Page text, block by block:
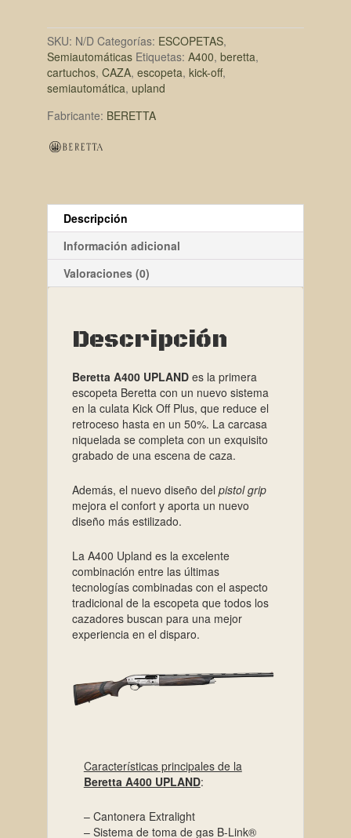
SKU: N/D Categorías: ESCOPETAS,
Semiautomáticas Etiquetas: A400, beretta,
cartuchos, CAZA, escopeta, kick-off,
semiautomática, upland
Fabricante: BERETTA
Descripción
Información adicional
Valoraciones (0)
Descripción
Beretta A400 UPLAND es la primera
escopeta Beretta con un nuevo sistema
en la culata Kick Off Plus, que reduce el
retroceso hasta en un 50%. La carcasa
niquelada se completa con un exquisito
grabado de una escena de caza.
Además, el nuevo diseño del pistol grip
mejora el confort y aporta un nuevo
diseño más estilizado.
La A400 Upland es la excelente
combinación entre las últimas
tecnologías combinadas con el aspecto
tradicional de la escopeta que todos los
cazadores buscan para una mejor
experiencia en el disparo.
Características principales de la
Beretta A400 UPLAND:
– Cantonera Extralight
– Sistema de toma de gas B-Link®